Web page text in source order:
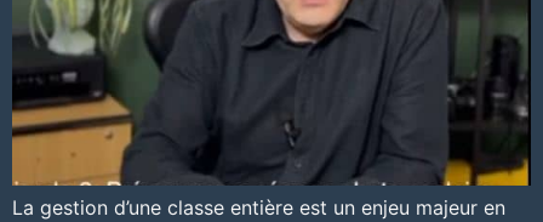
La gestion d’une classe entière est un enjeu majeur en